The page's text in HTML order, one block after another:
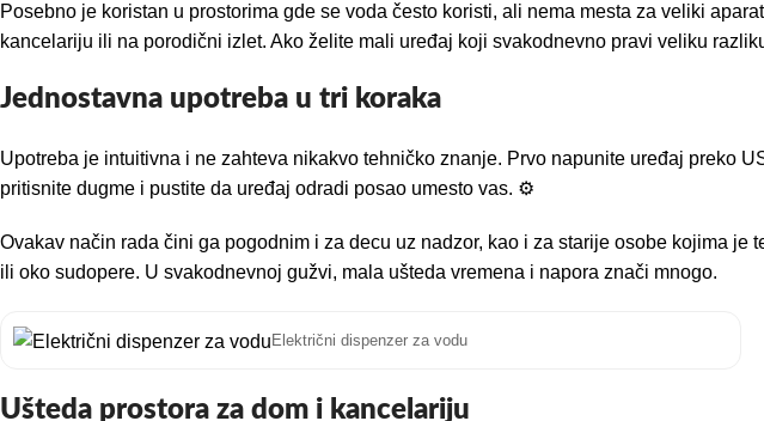
Posebno je koristan u prostorima gde se voda često koristi, ali nema mesta za veliki
kancelariju ili na porodični izlet. Ako želite mali uređaj koji svakodnevno pravi veliku
Jednostavna upotreba u tri koraka
Upotreba je intuitivna i ne zahteva nikakvo tehničko znanje. Prvo napunite uređaj preko
pritisnite dugme i pustite da uređaj odradi posao umesto vas. ⚙️
Ovakav način rada čini ga pogodnim i za decu uz nadzor, kao i za starije osobe kojima
ili oko sudopere. U svakodnevnoj gužvi, mala ušteda vremena i napora znači mnogo.
Električni dispenzer za vodu
Ušteda prostora za dom i kancelariju